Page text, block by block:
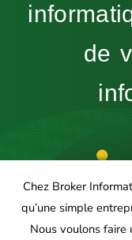
de
Chez Broker
qu’une simple
Nous voulons faire